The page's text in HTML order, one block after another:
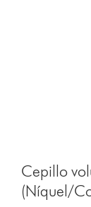
Cepillo
(Níquel/